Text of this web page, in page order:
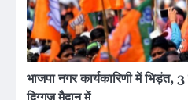
भाजपा नगर कार्यकारिणी में भिड़ंत,